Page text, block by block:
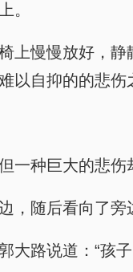
。
上慢慢放好，
以自抑的的悲伤
一种巨大的悲
，随后看向了旁
大路说道：“孩